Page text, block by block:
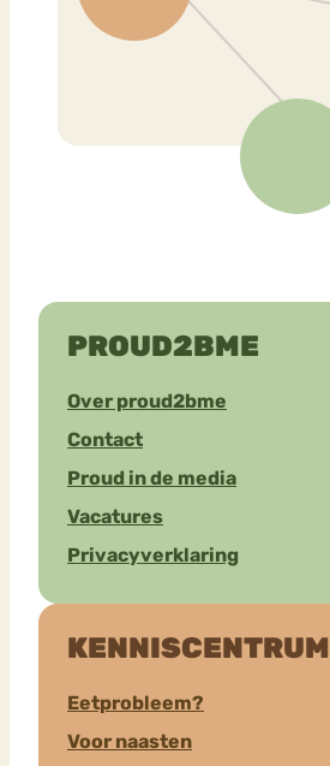
PROUD2BME
Over proud2bme
Contact
Proud in de media
Vacatures
Privacyverklaring
KENNISCENTRUM
Eetprobleem?
Voor naasten